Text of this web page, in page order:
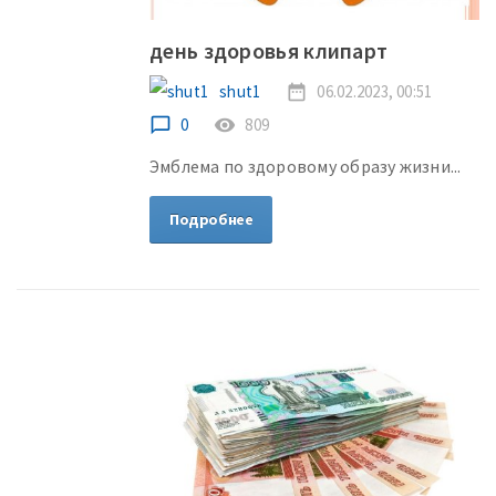
день здоровья клипарт
shut1 date_range 06.02.2023, 00:51
chat_bubble_outline 0 remove_red_eye 809
Эмблема по здоровому образу жизни...
Подробнее